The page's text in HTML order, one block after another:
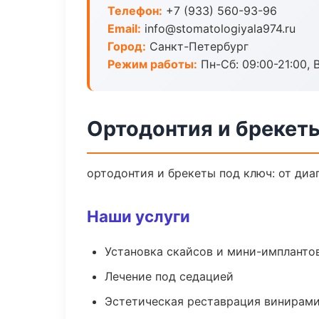
Телефон: +7 (933) 560-93-96
Email: info@stomatologiyala974.ru
Город: Санкт-Петербург
Режим работы: Пн-Сб: 09:00-21:00,
Ортодонтия и
ортодонтия и брекеты под ключ: от
Наши услуги
Установка скайсов и мини-
Лечение под седацией
Эстетическая реставрация